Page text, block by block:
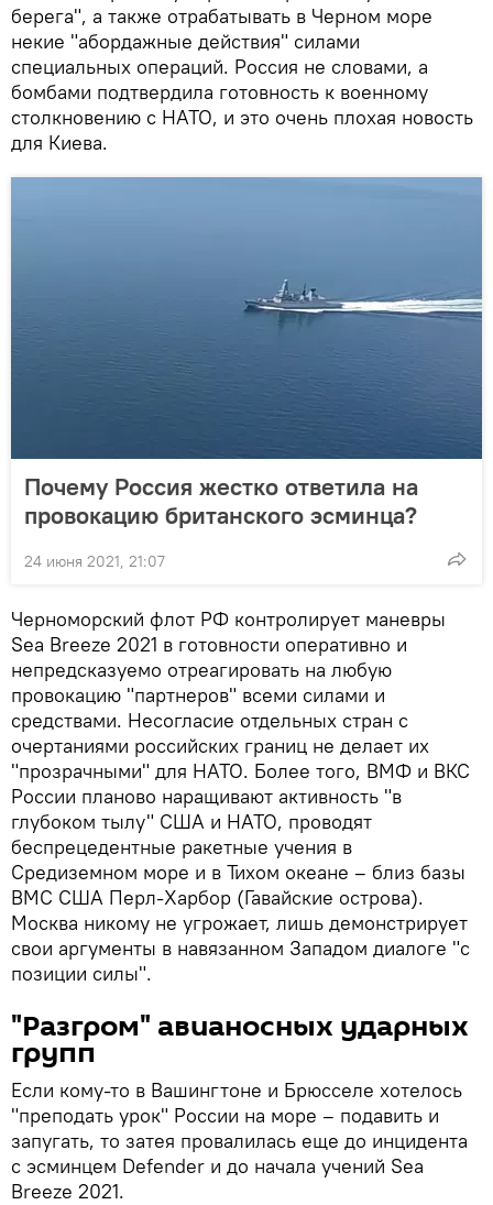
берега", а также отрабатывать в Черном море
некие "абордажные действия" силами
специальных операций. Россия не словами, а
бомбами подтвердила готовность к военному
столкновению с НАТО, и это очень плохая новость
для Киева.
Почему Россия жестко ответила на
провокацию британского эсминца?
24 июня 2021, 21:07
Черноморский флот РФ контролирует маневры
Sea Breeze 2021 в готовности оперативно и
непредсказуемо отреагировать на любую
провокацию "партнеров" всеми силами и
средствами. Несогласие отдельных стран с
очертаниями российских границ не делает их
"прозрачными" для НАТО. Более того, ВМФ и ВКС
России планово наращивают активность "в
глубоком тылу" США и НАТО, проводят
беспрецедентные ракетные учения в
Средиземном море и в Тихом океане – близ базы
ВМС США Перл-Харбор (Гавайские острова).
Москва никому не угрожает, лишь демонстрирует
свои аргументы в навязанном Западом диалоге "с
позиции силы".
"Разгром" авианосных ударных
групп
Если кому-то в Вашингтоне и Брюсселе хотелось
"преподать урок" России на море – подавить и
запугать, то затея провалилась еще до инцидента
с эсминцем Defender и до начала учений Sea
Breeze 2021.